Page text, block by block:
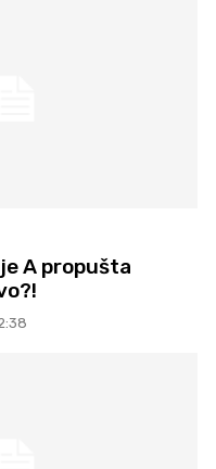
A propušta